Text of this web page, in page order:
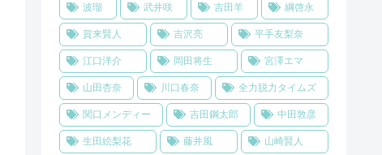
波瑠 武井咲 吉田羊 綱啓永
賀来賢人 吉沢亮 平手友梨奈
江口洋介 岡田将生 宮澤エマ
山田杏奈 川口春奈 全力脱力タイムズ
関口メンディー 吉田鋼太郎 中田敦彦
生田絵梨花 藤井風 山崎賢人